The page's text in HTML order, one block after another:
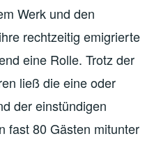
Werk und den
rechtzeitig emigrierte
eine Rolle. Trotz der
ließ die eine oder
der einstündigen
fast 80 Gästen mitunter